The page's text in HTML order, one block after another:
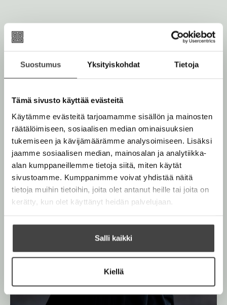
Suostumus Yksityiskohdat Tietoja
Tämä sivusto käyttää evästeitä
Käytämme evästeitä tarjoamamme sisällön ja mainosten
räätälöimiseen, sosiaalisen median ominaisuuksien
tukemiseen ja kävijämäärämme analysoimiseen. Lisäksi
jaamme sosiaalisen median, mainosalan ja analytiikka-
alan kumppaneillemme tietoja siitä, miten käytät
sivustoamme. Kumppanimme voivat yhdistää näitä
tietoja muihin tietoihin, joita olet antanut heille tai joita on
kerätty, kun olet käyttänyt heidän palvelujaan.
Salli kaikki
Kiellä
t
e
n
l
l
e
h
t
e
e
n
K
a
l